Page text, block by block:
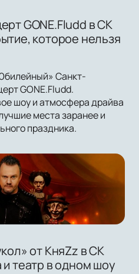
GONE.Fludd в СК
которое нельзя
Санкт-
GONE.Fludd.
шоу и атмосфера драйва
места заранее и
праздника.
от КняZz в СК
театр в одном шоу